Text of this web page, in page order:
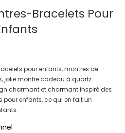
Bracelets Pour
pour enfants, montres de
jolie montre cadeau à quartz
charmant et charmant inspiré des
enfants, ce qui en fait un